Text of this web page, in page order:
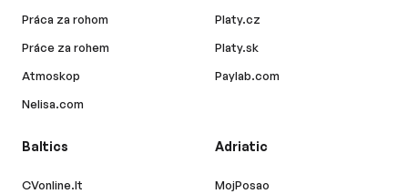
Práca za rohom
Práce za rohem
Atmoskop
Nelisa.com
Platy.cz
Platy.sk
Paylab.com
Baltics
CVonline.lt
Adriatic
MojPosao